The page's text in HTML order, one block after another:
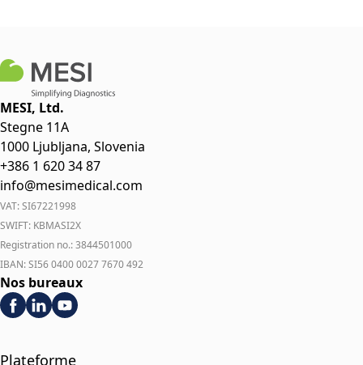
MESI, Ltd.
Stegne 11A
1000 Ljubljana, Slovenia
+386 1 620 34 87
info@mesimedical.com
VAT: SI67221998
SWIFT: KBMASI2X
Registration no.: 3844501000
IBAN: SI56 0400 0027 7670 492
Nos bureaux
Plateforme